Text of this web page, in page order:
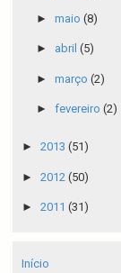
► maio (8)
► abril (5)
► março (2)
► fevereiro (2)
► 2013 (51)
► 2012 (50)
► 2011 (31)
Início